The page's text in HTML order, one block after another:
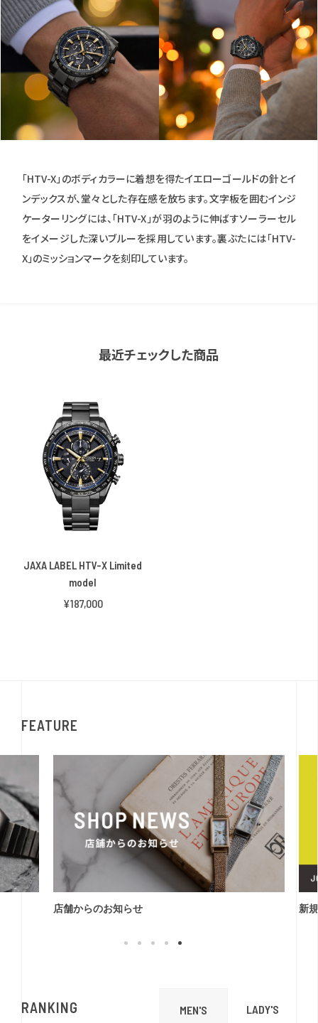
「HTV-X」のボディカラーに着想を得たイエローゴールドの針とイ
ンデックスが、堂々とした存在感を放ちます。文字板を囲むインジ
ケーターリングには、「HTV-X」が羽のように伸ばすソーラーセル
をイメージした深いブルーを採用しています。裏ぶたには「HTV-
X」のミッションマークを刻印しています。
最近チェックした商品
JAXA LABEL HTV-X Limited
model
¥187,000
FEATURE
店舗からのお知らせ 新
RANKING MEN'S LADY'S